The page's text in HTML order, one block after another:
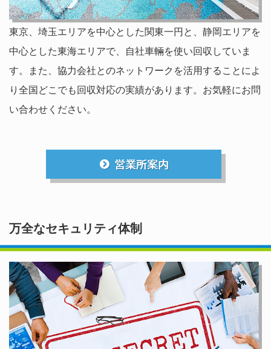
東京、埼玉エリアを中心とした関東一円と、静岡エリアを
中心とした東海エリアで、自社車輛を使い回収していま
す。また、協力会社とのネットワークを活用することによ
り全国どこでも回収対応の実績があります。お気軽にお問
い合わせください。
万全なセキュリティ体制